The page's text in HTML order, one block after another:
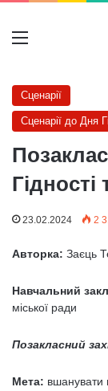
Меню
Сценарії
Сценарії до Дня
23.02.2024 2
Авторка: Заєць
Навчальний
міської ради
Позакласний
Мета: вшанувати